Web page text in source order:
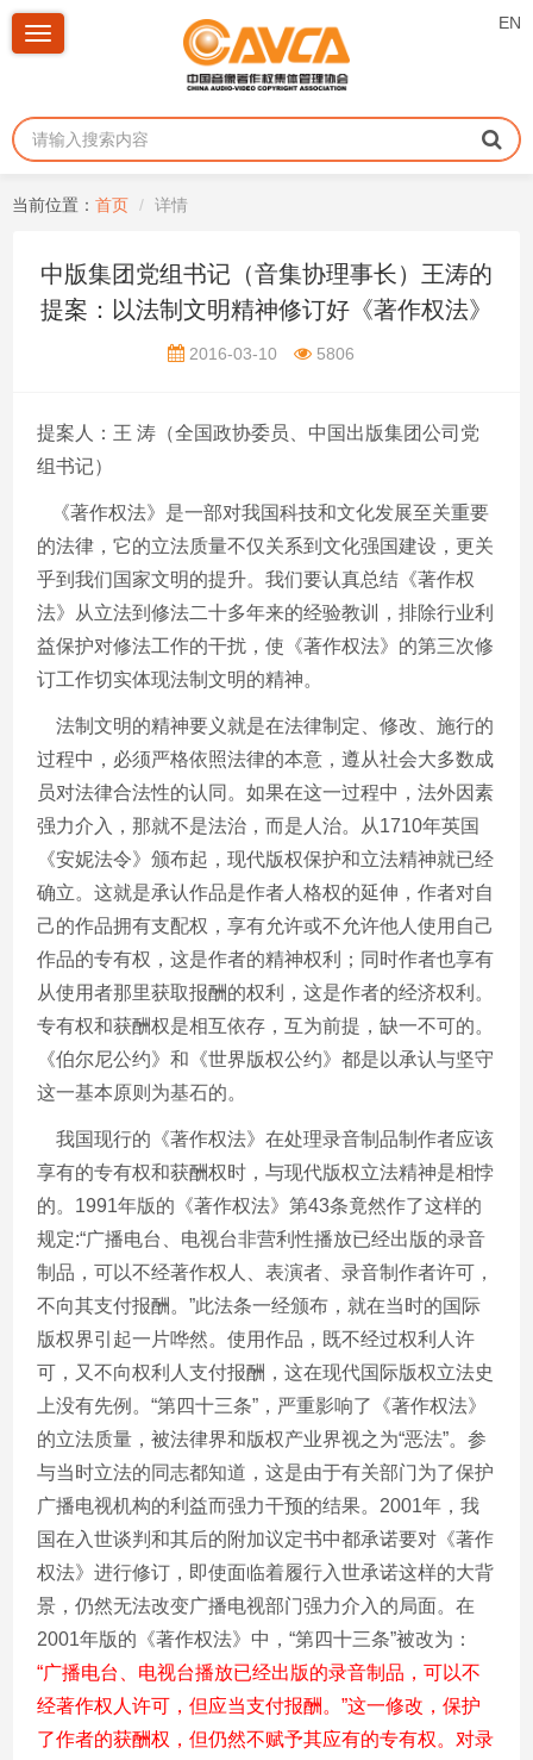
EN
Toggle
当前位置： 首页 详情
中版集团党组书记（音集协理事长）王涛的
提案：以法制文明精神修订好《著作权法》
2016-03-10 5806
提案人：王 涛（全国政协委员、中国出版集团公司党
组书记）
《著作权法》是一部对我国科技和文化发展至关重要
的法律，它的立法质量不仅关系到文化强国建设，更关
乎到我们国家文明的提升。我们要认真总结《著作权
法》从立法到修法二十多年来的经验教训，排除行业利
益保护对修法工作的干扰，使《著作权法》的第三次修
订工作切实体现法制文明的精神。
法制文明的精神要义就是在法律制定、修改、施行的
过程中，必须严格依照法律的本意，遵从社会大多数成
员对法律合法性的认同。如果在这一过程中，法外因素
强力介入，那就不是法治，而是人治。从1710年英国
《安妮法令》颁布起，现代版权保护和立法精神就已经
确立。这就是承认作品是作者人格权的延伸，作者对自
己的作品拥有支配权，享有允许或不允许他人使用自己
作品的专有权，这是作者的精神权利；同时作者也享有
从使用者那里获取报酬的权利，这是作者的经济权利。
专有权和获酬权是相互依存，互为前提，缺一不可的。
《伯尔尼公约》和《世界版权公约》都是以承认与坚守
这一基本原则为基石的。
我国现行的《著作权法》在处理录音制品制作者应该
享有的专有权和获酬权时，与现代版权立法精神是相悖
的。 1991年版的《著作权法》第43条竟然作了这样的
规定:“广播电台、电视台非营利性播放已经出版的录音
制品，可以不经著作权人、表演者、录音制作者许可，
不向其支付报酬。 ”此法条一经颁布，就在当时的国际
版权界引起一片哗然。使用作品，既不经过权利人许
可，又不向权利人支付报酬，这在现代国际版权立法史
上没有先例。 “第四十三条” ，严重影响了《著作权法》
的立法质量，被法律界和版权产业界视之为“恶法”。参
与当时立法的同志都知道，这是由于有关部门为了保护
广播电视机构的利益而强力干预的结果。 2001年，我
国在入世谈判和其后的附加议定书中都承诺要对《著作
权法》进行修订，即使面临着履行入世承诺这样的大背
景，仍然无法改变广播电视部门强力介入的局面。在
2001年版的《著作权法》中， “第四十三条”被改为：
“广播电台、电视台播放已经出版的录音制品，可以不
经著作权人许可，但应当支付报酬。 ”这一修改，保护
了作者的获酬权，但仍然不赋予其应有的专有权。对录